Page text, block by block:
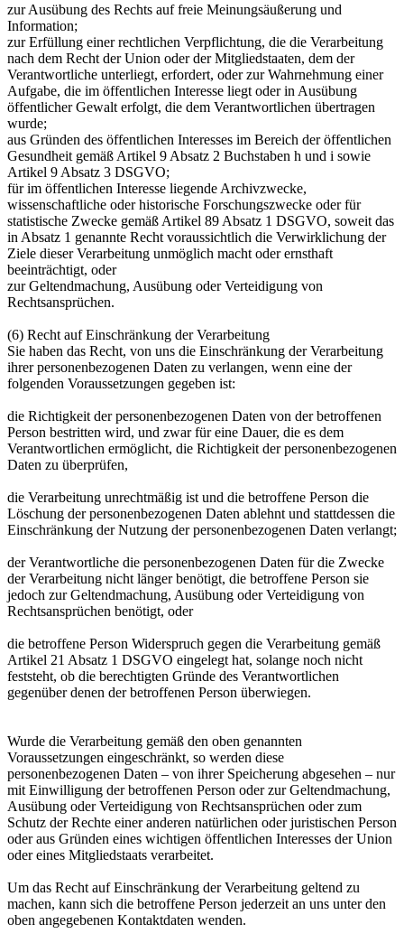
zur Ausübung des Rechts auf freie Meinungsäußerung und
Information;
zur Erfüllung einer rechtlichen Verpflichtung, die die Verarbeitung
nach dem Recht der Union oder der Mitgliedstaaten, dem der
Verantwortliche unterliegt, erfordert, oder zur Wahrnehmung einer
Aufgabe, die im öffentlichen Interesse liegt oder in Ausübung
öffentlicher Gewalt erfolgt, die dem Verantwortlichen übertragen
wurde;
aus Gründen des öffentlichen Interesses im Bereich der öffentlichen
Gesundheit gemäß Artikel 9 Absatz 2 Buchstaben h und i sowie
Artikel 9 Absatz 3 DSGVO;
für im öffentlichen Interesse liegende Archivzwecke,
wissenschaftliche oder historische Forschungszwecke oder für
statistische Zwecke gemäß Artikel 89 Absatz 1 DSGVO, soweit das
in Absatz 1 genannte Recht voraussichtlich die Verwirklichung der
Ziele dieser Verarbeitung unmöglich macht oder ernsthaft
beeinträchtigt, oder
zur Geltendmachung, Ausübung oder Verteidigung von
Rechtsansprüchen.
(6) Recht auf Einschränkung der Verarbeitung
Sie haben das Recht, von uns die Einschränkung der Verarbeitung
ihrer personenbezogenen Daten zu verlangen, wenn eine der
folgenden Voraussetzungen gegeben ist:
die Richtigkeit der personenbezogenen Daten von der betroffenen
Person bestritten wird, und zwar für eine Dauer, die es dem
Verantwortlichen ermöglicht, die Richtigkeit der personenbezogenen
Daten zu überprüfen,
die Verarbeitung unrechtmäßig ist und die betroffene Person die
Löschung der personenbezogenen Daten ablehnt und stattdessen die
Einschränkung der Nutzung der personenbezogenen Daten verlangt;
der Verantwortliche die personenbezogenen Daten für die Zwecke
der Verarbeitung nicht länger benötigt, die betroffene Person sie
jedoch zur Geltendmachung, Ausübung oder Verteidigung von
Rechtsansprüchen benötigt, oder
die betroffene Person Widerspruch gegen die Verarbeitung gemäß
Artikel 21 Absatz 1 DSGVO eingelegt hat, solange noch nicht
feststeht, ob die berechtigten Gründe des Verantwortlichen
gegenüber denen der betroffenen Person überwiegen.
Wurde die Verarbeitung gemäß den oben genannten
Voraussetzungen eingeschränkt, so werden diese
personenbezogenen Daten – von ihrer Speicherung abgesehen – nur
mit Einwilligung der betroffenen Person oder zur Geltendmachung,
Ausübung oder Verteidigung von Rechtsansprüchen oder zum
Schutz der Rechte einer anderen natürlichen oder juristischen Person
oder aus Gründen eines wichtigen öffentlichen Interesses der Union
oder eines Mitgliedstaats verarbeitet.
Um das Recht auf Einschränkung der Verarbeitung geltend zu
machen, kann sich die betroffene Person jederzeit an uns unter den
oben angegebenen Kontaktdaten wenden.